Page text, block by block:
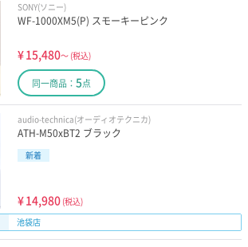
SONY(ソニー)
WF-1000XM5(P) スモーキーピンク
¥15,480～ (税込)
同一商品： 5点
audio-technica(オーディオテクニカ)
ATH-M50xBT2 ブラック
新着
¥14,980 (税込)
池袋店